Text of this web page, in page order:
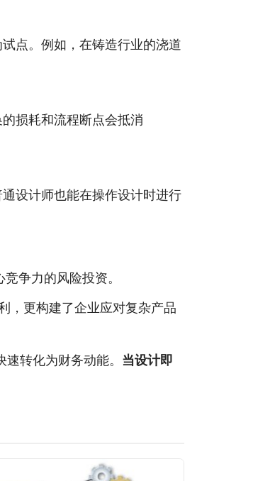
点。例如，在铸造行业的浇道
损耗和流程断点会抵消
设计师也能在操作设计时进行
争力的风险投资。
，更构建了企业应对复杂产品
转化为财务动能。 当设计即